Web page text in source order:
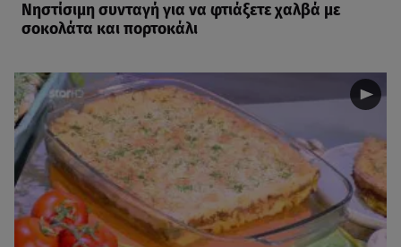
Νηστίσιμη συνταγή για να φτιάξετε χαλβά με
σοκολάτα και πορτοκάλι